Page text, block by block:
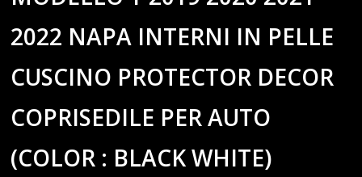
2022 NAPA INTERNI IN PELLE
CUSCINO PROTECTOR DECOR
COPRISEDILE PER AUTO
(COLOR : BLACK WHITE)